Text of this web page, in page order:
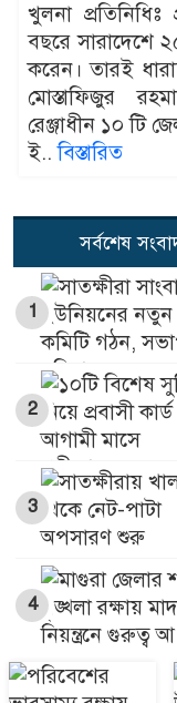
খুলনা প্রতিনিধিঃ
বছরে সারাদেশে
করেন। তারই
মোস্তাফিজুর
রেঞ্জাধীন ১০ টি
ই..বিস্তারিত
সর্বশেষ
1
2
3
4